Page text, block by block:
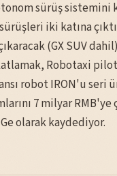
sürüş sistemini
iki katına
(GX SUV
Robotaxi
robot IRON'u seri
7 milyar RMB'ye
olarak kaydediyor.